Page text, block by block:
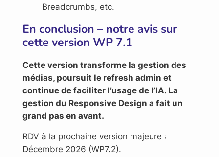
Breadcrumbs, etc.
En conclusion – notre avis sur
cette version WP 7.1
Cette version transforme la gestion des
médias, poursuit le refresh admin et
continue de faciliter l’usage de l’IA. La
gestion du Responsive Design a fait un
grand pas en avant.
RDV à la prochaine version majeure :
Décembre 2026 (WP7.2).